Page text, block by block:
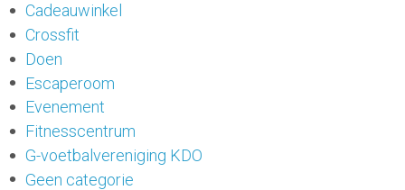
Cadeauwinkel
Crossfit
Doen
Escaperoom
Evenement
Fitnesscentrum
G-voetbalvereniging KDO
Geen categorie